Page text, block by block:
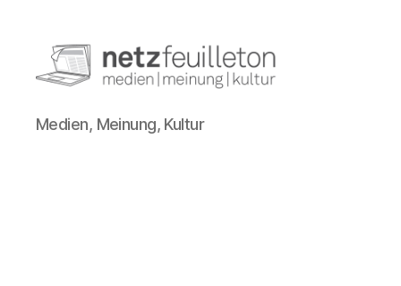
netzfeuilleton.de
Medien, Meinung, Kultur